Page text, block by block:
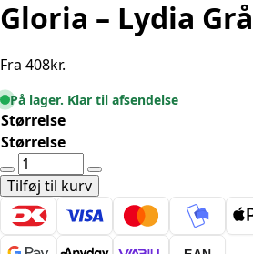
Gloria – Lydia
Fra 408kr.
På lager. Klar til afsendelse
Størrelse
Størrelse
Gloria
-
Lydia
Grå
Rund
Tilføj til kurv